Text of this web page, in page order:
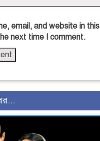
email, and website in this
next time I comment.